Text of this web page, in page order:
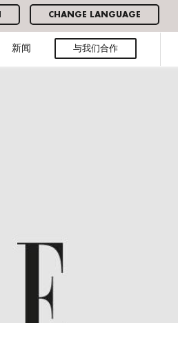
CHANGE LANGUAGE
新闻 与我们合作